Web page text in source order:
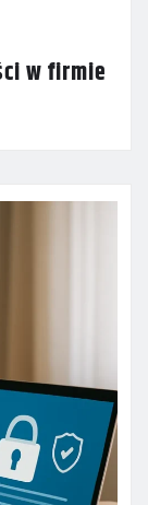
w firmie